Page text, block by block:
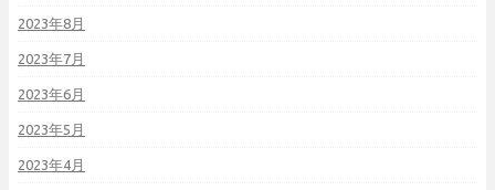
2023年8月
2023年7月
2023年6月
2023年5月
2023年4月